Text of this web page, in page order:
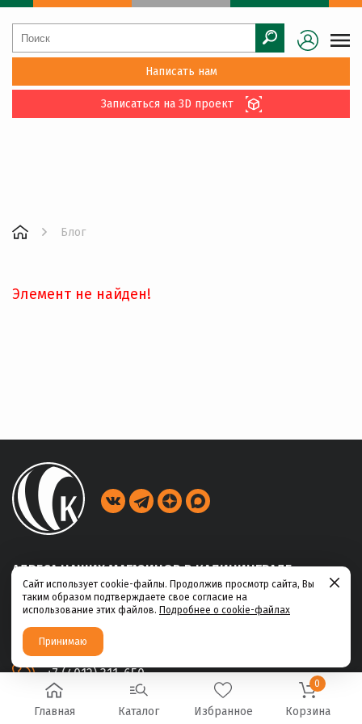
Написать нам
Записаться на 3D проект
Блог
Элемент не найден!
АДРЕСА НАШИХ МАГАЗИНОВ В КАЛИНИНГРАДЕ
ул. Габайдулина, 39
+7 (4012) 311-456
ул. Ю.Маточкина, 2а
+7 (4012) 311-650
Главная Каталог Избранное
0
Корзина
Сайт использует cookie-файлы. Продолжив просмотр сайта, Вы
таким образом подтверждаете свое согласие на
использование этих файлов. Подробнее о cookie-файлах
Принимаю